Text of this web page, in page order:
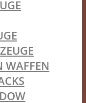
WAFFEN